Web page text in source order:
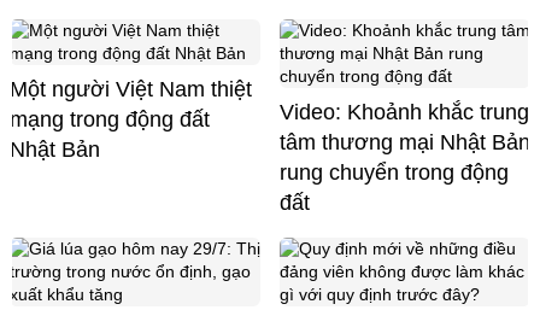
Một người Việt Nam thiệt
mạng trong động đất
Nhật Bản
Video: Khoảnh khắc trung
tâm thương mại Nhật Bản
rung chuyển trong động
đất